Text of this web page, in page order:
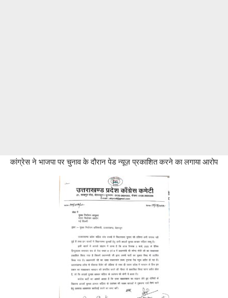
कांग्रेस ने भाजपा पर चुनाव के दौरान पेड न्यूज़ प्रकाशित करने का लगाया आरोप